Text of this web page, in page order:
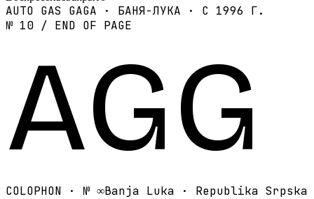
AUTO GAS GAGA · БАНЯ-ЛУКА · С 1996 Г.
№ 10 / END OF PAGE
AGG
COLOPHON · № ∞Banja Luka · Republika Srpska